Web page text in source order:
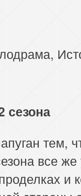
,
сезона
тем,
все же
и